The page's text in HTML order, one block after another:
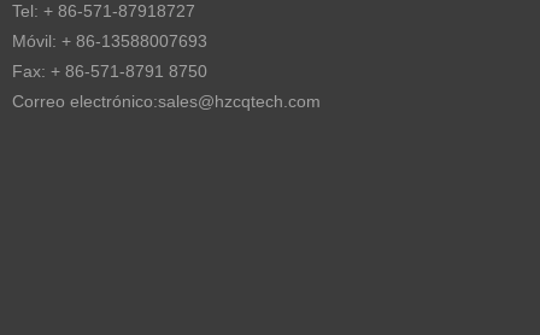
Tel: + 86-571-87918727
Móvil: + 86-13588007693
Fax: + 86-571-8791 8750
Correo electrónico:sales@hzcqtech.com